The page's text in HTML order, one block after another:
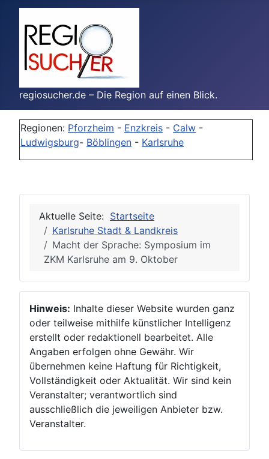
regiosucher.de – Die Region auf einen Blick.
Regionen: Pforzheim - Enzkreis - Calw -
Ludwigsburg- Böblingen - Karlsruhe
Aktuelle Seite: Startseite
Karlsruhe Stadt & Landkreis
Macht der Sprache: Symposium im
ZKM Karlsruhe am 9. Oktober
Hinweis: Inhalte dieser Website wurden ganz
oder teilweise mithilfe künstlicher Intelligenz
erstellt oder redaktionell bearbeitet. Alle
Angaben erfolgen ohne Gewähr. Wir
übernehmen keine Haftung für Richtigkeit,
Vollständigkeit oder Aktualität. Wir sind kein
Veranstalter; verantwortlich sind
ausschließlich die jeweiligen Anbieter bzw.
Veranstalter.